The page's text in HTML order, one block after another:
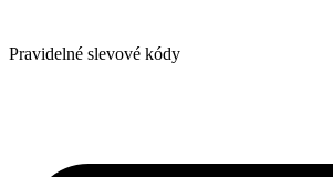
Pravidelné slevové kódy